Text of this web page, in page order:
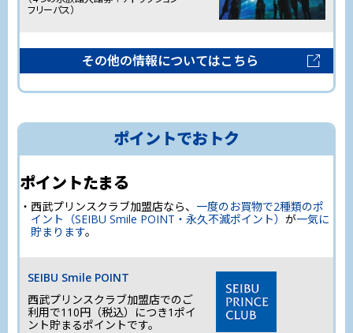
獲得ポイント 0ポイント
チケットレスサービス「Smooz」または西武線
アプリにログインした状態で、クレジットカード
ド セゾンゴールドに設定のうえ、特急券・座席
い
※購入画面ではクレジットカードを変更することができません。ご購入前に
Smoozのトップページの「クレジットカードの登録/変更」から設定してくだ
※特急券・座席指定券を払い戻した場合、払い戻し分は対象外となります。(運
休払い戻しを含む）
※チケットレスサービス「Smooz」または西武線アプリに未ログインの場合、
ポイントが進呈されません。
※チケットレスサービス「Smooz」または西武線アプリにログインする際は、
LaviewカードまたはSEIBU PRINCE CLUBカード セゾンゴールド裏面に記載の
ント進呈されない場合がございます。
乗車日と購入日の 確認方法
フリーパス）
その他の情報についてはこちら
ポイントでおトク
ポイントたまる
西武プリンスクラブ加盟店なら、 一度のお買物で2種類のポ
イント（SEIBU Smile POINT・永久不滅ポイント） が一気に
貯まります。
SEIBU Smile POINT
西武プリンスクラブ加盟店でのご
利用で110円（税込）につき1ポイ
ント貯まるポイントです。